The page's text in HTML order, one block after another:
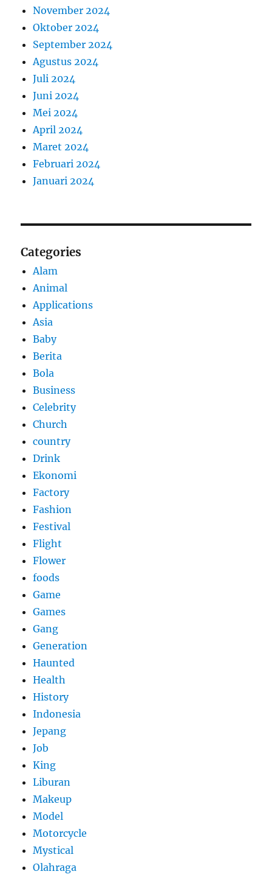
November 2024
Oktober 2024
September 2024
Agustus 2024
Juli 2024
Juni 2024
Mei 2024
April 2024
Maret 2024
Februari 2024
Januari 2024
Categories
Alam
Animal
Applications
Asia
Baby
Berita
Bola
Business
Celebrity
Church
country
Drink
Ekonomi
Factory
Fashion
Festival
Flight
Flower
foods
Game
Games
Gang
Generation
Haunted
Health
History
Indonesia
Jepang
Job
King
Liburan
Makeup
Model
Motorcycle
Mystical
Olahraga